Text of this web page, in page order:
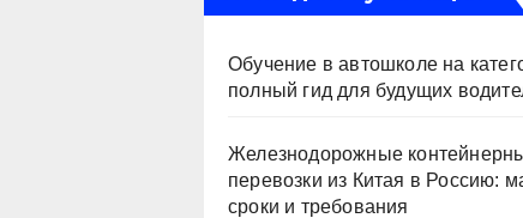
Обучение в автошколе на
полный гид для будущих
Железнодорожные
перевозки из Китая в Россию:
сроки и требования